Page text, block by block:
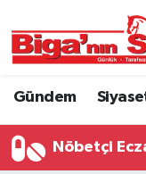
Gündem
Nöbetçi
Asayiş
Belde ve
Çanakkale
Süper Lig